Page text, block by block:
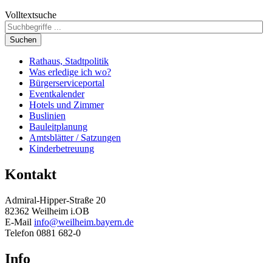
Volltextsuche
Suchen
Rathaus, Stadtpolitik
Was erledige ich wo?
Bürgerserviceportal
Eventkalender
Hotels und Zimmer
Buslinien
Bauleitplanung
Amtsblätter / Satzungen
Kinderbetreuung
Kontakt
Admiral-Hipper-Straße 20
82362 Weilheim i.OB
E-Mail info@weilheim.bayern.de
Telefon 0881 682-0
Info